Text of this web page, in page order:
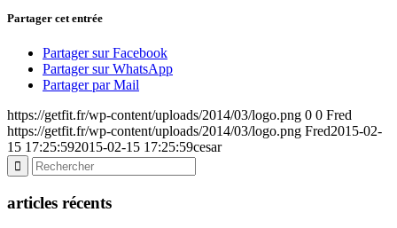
Partager cet entrée
Partager sur Facebook
Partager sur WhatsApp
Partager par Mail
https://getfit.fr/wp-content/uploads/2014/03/logo.png 0 0 Fred
https://getfit.fr/wp-content/uploads/2014/03/logo.png Fred2015-02-
15 17:25:592015-02-15 17:25:59cesar
articles récents